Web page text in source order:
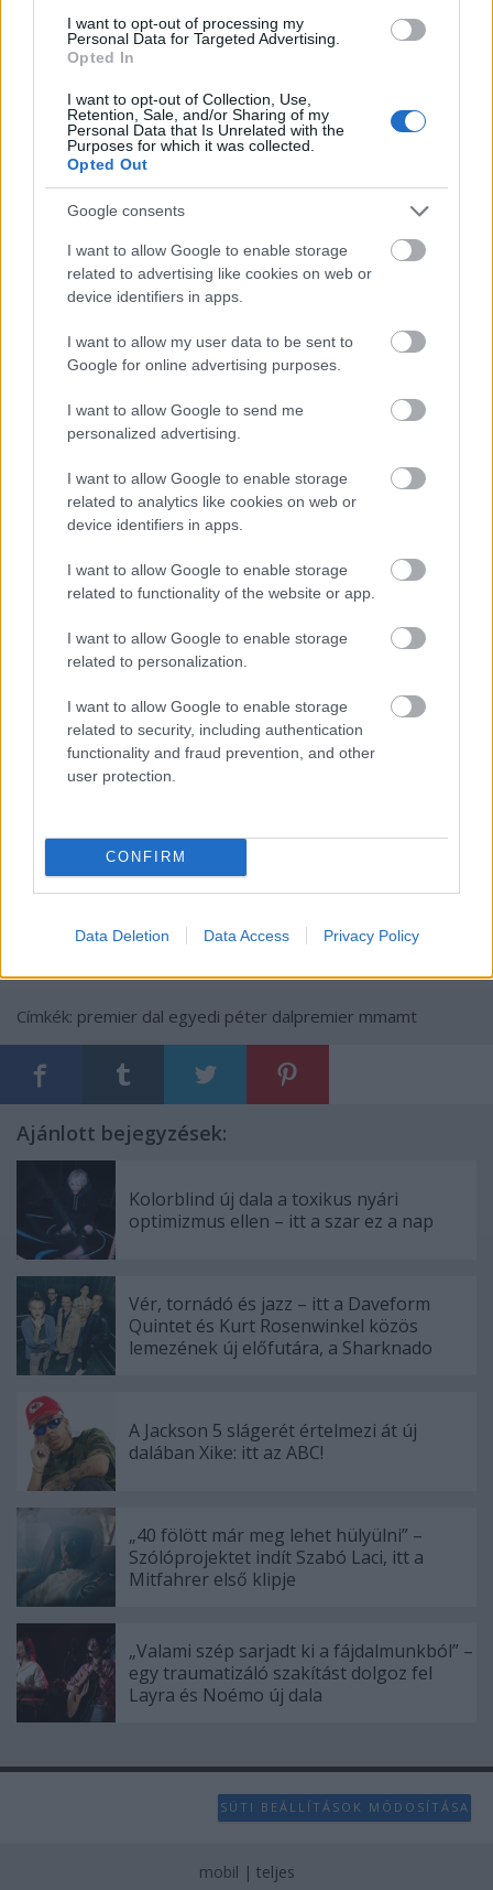
I want to opt-out of processing my
Personal Data for Targeted Advertising.
Opted In
I want to opt-out of Collection, Use,
Retention, Sale, and/or Sharing of my
Personal Data that Is Unrelated with the
Purposes for which it was collected.
Opted Out
Google consents
I want to allow Google to enable storage
related to advertising like cookies on web or
device identifiers in apps.
I want to allow my user data to be sent to
Google for online advertising purposes.
I want to allow Google to send me
personalized advertising.
I want to allow Google to enable storage
related to analytics like cookies on web or
device identifiers in apps.
I want to allow Google to enable storage
related to functionality of the website or app.
I want to allow Google to enable storage
related to personalization.
I want to allow Google to enable storage
related to security, including authentication
functionality and fraud prevention, and other
user protection.
CONFIRM
Data Deletion Data Access Privacy Policy
semmilyen határt a megszólalás tekintetében; a
Folyóbanmegjelenő fúvósszekció csak az egyike a
szerves részévé váltak” – mesélte Egyedi.
a bemutatkozó MMAMT-lemez tehát január 15-én
jelenik meg a zajzajzaj kiadó gondozásában, a
lemezbemutató koncert március 6-án lesz az A38
Hajón.Facebook-esemény.
a MMAMTFacebook-oldala
címlapfotó:Marosi Viktor
Címkék: premier dal egyedi péter dalpremier mmamt
Ajánlott bejegyzések:
Kolorblind új dala a toxikus nyári
optimizmus ellen – itt a szar ez a nap
Vér, tornádó és jazz – itt a Daveform
Quintet és Kurt Rosenwinkel közös
lemezének új előfutára, a Sharknado
A Jackson 5 slágerét értelmezi át új
dalában Xike: itt az ABC!
„40 fölött már meg lehet hülyülni” –
Szólóprojektet indít Szabó Laci, itt a
Mitfahrer első klipje
„Valami szép sarjadt ki a fájdalmunkból” –
egy traumatizáló szakítást dolgoz fel
Layra és Noémo új dala
SÜTI BEÁLLÍTÁSOK MÓDOSÍTÁSA
mobil | teljes